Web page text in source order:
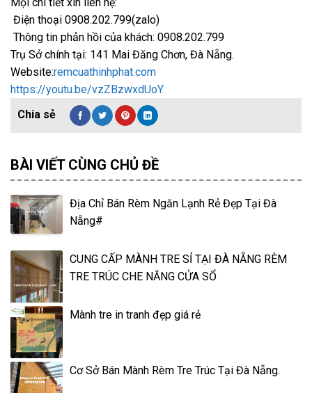
Điện thoại 0908.202.799(zalo)
Thông tin phản hồi của khách: 0908.202.799
Trụ Sở chính tại: 141 Mai Đăng Chơn, Đà Nẵng.
Website:remcuathinhphat.com
https://youtu.be/vzZBzwxdUoY
BÀI VIẾT CÙNG CHỦ ĐỀ
Địa Chỉ Bán Rèm Ngăn Lạnh Rẻ Đẹp Tại Đà
Nẵng#
CUNG CẤP MÀNH TRE SỈ TẠI ĐÀ NẴNG RÈM
TRE TRÚC CHE NẮNG CỬA SỔ
Mành tre in tranh đẹp giá rẻ
Cơ Sở Bán Mành Rèm Tre Trúc Tại Đà Nẵng.